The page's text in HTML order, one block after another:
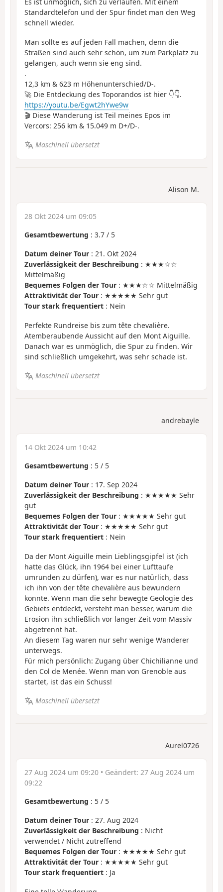
Es ist unmöglich, sich zu verlaufen. Mit einem
Standardtelefon und der Spur findet man den Weg
schnell wieder.
Man sollte es auf jeden Fall machen, denn die
Straßen sind auch sehr schön, um zum Parkplatz zu
gelangen, auch wenn sie eng sind.
.
12,3 km & 623 m Höhenunterschied/D-.
🚀 Die Entdeckung des Toporandos ist hier 👇👇.
https://youtu.be/Egwt2hYwe9w
🎬 Diese Wanderung ist Teil meines Epos im
Vercors: 256 km & 15.049 m D+/D-.
Maschinell übersetzt
Alison M.
28 Okt 2024 um 09:05
Gesamtbewertung : 3.7 / 5
Datum deiner Tour : 21. Okt 2024
Zuverlässigkeit der Beschreibung : ★★★☆☆
Mittelmäßig
Bequemes Folgen der Tour : ★★★☆☆ Mittelmäßig
Attraktivität der Tour : ★★★★★ Sehr gut
Tour stark frequentiert : Nein
Perfekte Rundreise bis zum tête chevalière.
Atemberaubende Aussicht auf den Mont Aiguille.
Danach war es unmöglich, die Spur zu finden. Wir
sind schließlich umgekehrt, was sehr schade ist.
Maschinell übersetzt
andrebayle
14 Okt 2024 um 10:42
Gesamtbewertung : 5 / 5
Datum deiner Tour : 17. Sep 2024
Zuverlässigkeit der Beschreibung : ★★★★★ Sehr
gut
Bequemes Folgen der Tour : ★★★★★ Sehr gut
Attraktivität der Tour : ★★★★★ Sehr gut
Tour stark frequentiert : Nein
Da der Mont Aiguille mein Lieblingsgipfel ist (ich
hatte das Glück, ihn 1964 bei einer Lufttaufe
umrunden zu dürfen), war es nur natürlich, dass
ich ihn von der tête chevalière aus bewundern
konnte. Wenn man die sehr bewegte Geologie des
Gebiets entdeckt, versteht man besser, warum die
Erosion ihn schließlich vor langer Zeit vom Massiv
abgetrennt hat.
An diesem Tag waren nur sehr wenige Wanderer
unterwegs.
Für mich persönlich: Zugang über Chichilianne und
den Col de Menée. Wenn man von Grenoble aus
startet, ist das ein Schuss!
Maschinell übersetzt
Aurel0726
27 Aug 2024 um 09:20 • Geändert: 27 Aug 2024 um
09:22
Gesamtbewertung : 5 / 5
Datum deiner Tour : 27. Aug 2024
Zuverlässigkeit der Beschreibung : Nicht
verwendet / Nicht zutreffend
Bequemes Folgen der Tour : ★★★★★ Sehr gut
Attraktivität der Tour : ★★★★★ Sehr gut
Tour stark frequentiert : Ja